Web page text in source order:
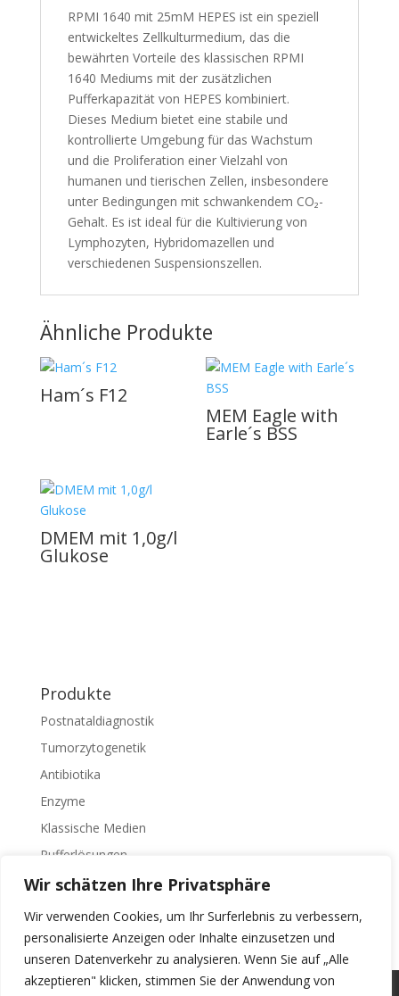
Wir schätzen Ihre Privatsphäre
Wir verwenden Cookies, um Ihr Surferlebnis zu verbessern,
personalisierte Anzeigen oder Inhalte einzusetzen und
unseren Datenverkehr zu analysieren. Wenn Sie auf „Alle
akzeptieren" klicken, stimmen Sie der Anwendung von
RPMI 1640 mit 25mM HEPES ist ein speziell
entwickeltes Zellkulturmedium, das die
bewährten Vorteile des klassischen RPMI
1640 Mediums mit der zusätzlichen
Pufferkapazität von HEPES kombiniert.
Dieses Medium bietet eine stabile und
kontrollierte Umgebung für das Wachstum
und die Proliferation einer Vielzahl von
humanen und tierischen Zellen, insbesondere
unter Bedingungen mit schwankendem CO₂-
Gehalt. Es ist ideal für die Kultivierung von
Lymphozyten, Hybridomazellen und
verschiedenen Suspensionszellen.
Ähnliche Produkte
Ham´s F12
MEM Eagle with
Earle´s BSS
DMEM mit 1,0g/l
Glukose
Produkte
Postnataldiagnostik
Tumorzytogenetik
Antibiotika
Enzyme
Klassische Medien
Pufferlösungen
Zelltrennung